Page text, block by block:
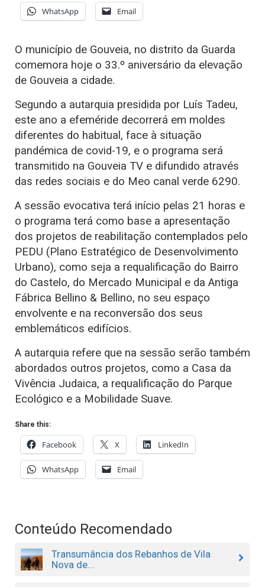
WhatsApp Email
O município de Gouveia, no distrito da Guarda
comemora hoje o 33.º aniversário da elevação
de Gouveia a cidade.
Segundo a autarquia presidida por Luís Tadeu,
este ano a efeméride decorrerá em moldes
diferentes do habitual, face à situação
pandémica de covid-19, e o programa será
transmitido na Gouveia TV e difundido através
das redes sociais e do Meo canal verde 6290.
A sessão evocativa terá início pelas 21 horas e
o programa terá como base a apresentação
dos projetos de reabilitação contemplados pelo
PEDU (Plano Estratégico de Desenvolvimento
Urbano), como seja a requalificação do Bairro
do Castelo, do Mercado Municipal e da Antiga
Fábrica Bellino & Bellino, no seu espaço
envolvente e na reconversão dos seus
emblemáticos edifícios.
A autarquia refere que na sessão serão também
abordados outros projetos, como a Casa da
Vivência Judaica, a requalificação do Parque
Ecológico e a Mobilidade Suave.
Share this:
Facebook X LinkedIn
WhatsApp Email
Conteúdo Recomendado
Transumância dos Rebanhos de Vila
Nova de...